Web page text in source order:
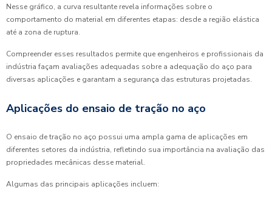
Nesse gráfico, a curva resultante revela informações sobre o
comportamento do material em diferentes etapas: desde a região elástica
até a zona de ruptura.
Compreender esses resultados permite que engenheiros e profissionais da
indústria façam avaliações adequadas sobre a adequação do aço para
diversas aplicações e garantam a segurança das estruturas projetadas.
Aplicações do ensaio de tração no aço
O ensaio de tração no aço possui uma ampla gama de aplicações em
diferentes setores da indústria, refletindo sua importância na avaliação das
propriedades mecânicas desse material.
Algumas das principais aplicações incluem: